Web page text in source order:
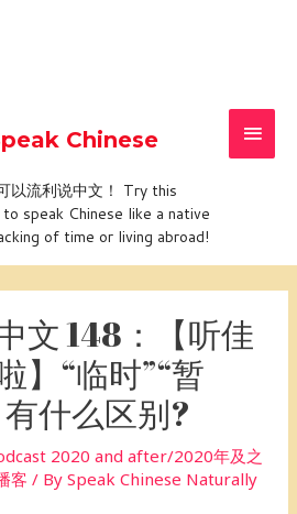
Chinese
以流利说中文！ Try this
speak Chinese like a native
of time or living abroad!
文 148：【听佳
】“临时”“暂
什么区别?
2020 and after/2020年及之
客 / BySpeak Chinese Naturally